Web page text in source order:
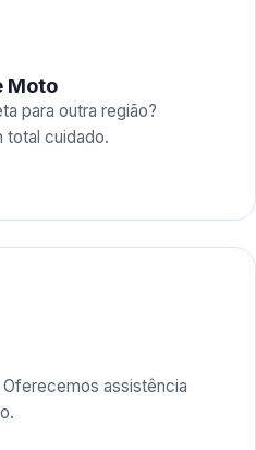
Moto
para outra região?
total cuidado.
assistência